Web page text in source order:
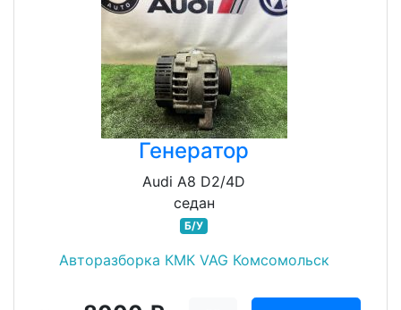
Генератор
Audi A8 D2/4D
седан
Б/У
Авторазборка КМК VAG Комсомольск